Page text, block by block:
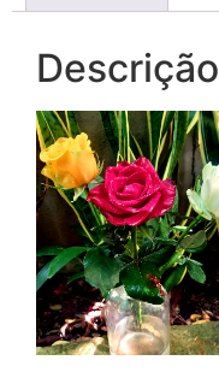
Descrição